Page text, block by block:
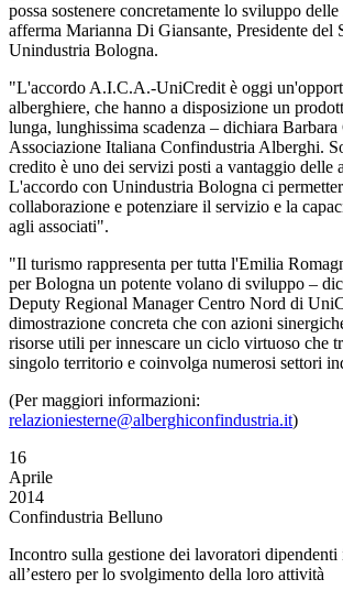
possa sostenere concretamente lo sviluppo
afferma Marianna Di Giansante, Presidente del
Unindustria Bologna.
"L'accordo A.I.C.A.-UniCredit è oggi
alberghiere, che hanno a disposizione un
lunga, lunghissima scadenza – dichiara
Associazione Italiana Confindustria Alberghi.
credito è uno dei servizi posti a vantaggio delle
L'accordo con Unindustria Bologna ci
collaborazione e potenziare il servizio e la
agli associati".
"Il turismo rappresenta per tutta l'Emilia
per Bologna un potente volano di sviluppo –
Deputy Regional Manager Centro Nord di
dimostrazione concreta che con azioni
risorse utili per innescare un ciclo virtuoso che
singolo territorio e coinvolga numerosi settori
(Per maggiori informazioni:
relazioniesterne@alberghiconfindustria.it)
16
Aprile
2014
Confindustria Belluno
Incontro sulla gestione dei lavoratori
all’estero per lo svolgimento della loro attività